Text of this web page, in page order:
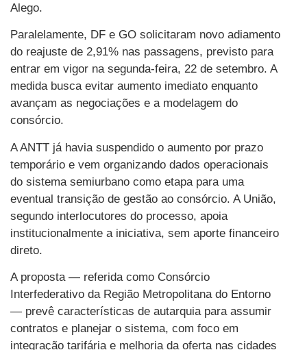
Alego.
Paralelamente, DF e GO solicitaram novo adiamento
do reajuste de 2,91% nas passagens, previsto para
entrar em vigor na segunda-feira, 22 de setembro. A
medida busca evitar aumento imediato enquanto
avançam as negociações e a modelagem do
consórcio.
A ANTT já havia suspendido o aumento por prazo
temporário e vem organizando dados operacionais
do sistema semiurbano como etapa para uma
eventual transição de gestão ao consórcio. A União,
segundo interlocutores do processo, apoia
institucionalmente a iniciativa, sem aporte financeiro
direto.
A proposta — referida como Consórcio
Interfederativo da Região Metropolitana do Entorno
— prevê características de autarquia para assumir
contratos e planejar o sistema, com foco em
integração tarifária e melhoria da oferta nas cidades